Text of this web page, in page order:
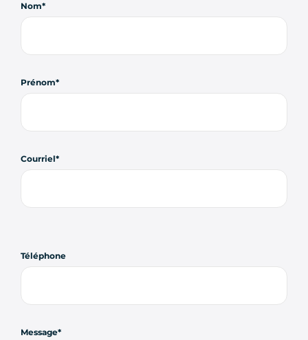
Nom
Prénom
Courriel
Téléphone
Message